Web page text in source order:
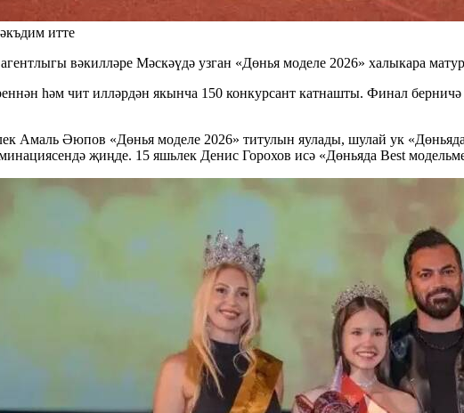
итте
вәкилләре Мәскәүдә узган «Дөнья моделе 2026» халыкара
һәм чит илләрдән якынча 150 конкурсант катнашты. Финал
Амаль Әюпов «Дөнья моделе 2026» титулын яулады, шулай ук
җиңде. 15 яшьлек Денис Горохов исә «Дөньяда Best